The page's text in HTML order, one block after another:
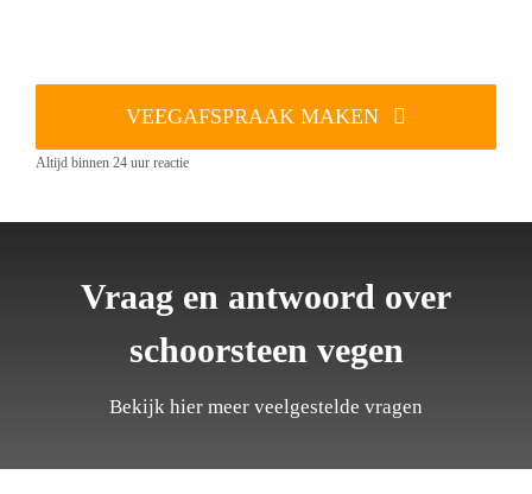
VEEGAFSPRAAK MAKEN
Altijd binnen 24 uur reactie
Vraag en antwoord over
schoorsteen vegen
Bekijk hier meer veelgestelde vragen